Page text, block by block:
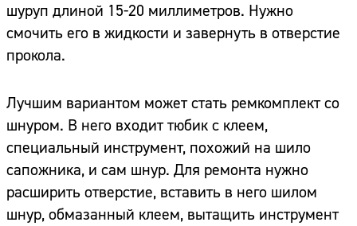
шуруп длиной 15-20 миллиметров. Нужно
смочить его в жидкости и завернуть в отверстие
прокола.
Лучшим вариантом может стать ремкомплект со
шнуром. В него входит тюбик с клеем,
специальный инструмент, похожий на шило
сапожника, и сам шнур. Для ремонта нужно
расширить отверстие, вставить в него шилом
шнур, обмазанный клеем, вытащить инструмент